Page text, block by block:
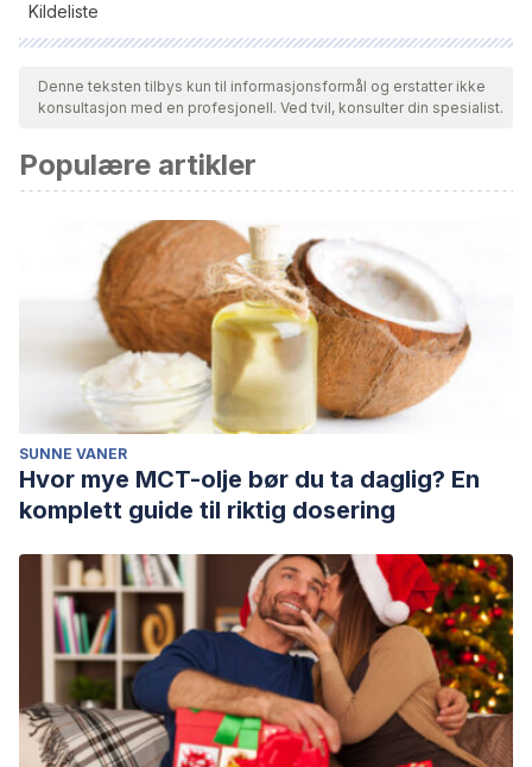
Kildeliste
Alle siterte kilder ble grundig gjennomgått av teamet vårt for å
sikre deres kvalitet, pålitelighet, aktualitet og validitet.
Bibliografien i denne artikkelen ble betraktet som pålitelig og
Brodzinsky, D., Gunnar, M., & Palacios, J. (2022). Adoption
and trauma: Risks, recovery, and the lived experience of
adoption. Child Abuse & Neglect,130
, 105309.
Vinke, A. J. G. (2020). Intercountry adoption, trauma and
dissociation: Combining interventions to enhance
integration.European Journal of Trauma &
Dissociation, (4), 100169.
Denne teksten tilbys kun til informasjonsformål og erstatter ikke
konsultasjon med en profesjonell. Ved tvil, konsulter din spesialist.
Populære artikler
SUNNE VANER
Hvor mye MCT-olje bør du ta daglig? En
komplett guide til riktig dosering